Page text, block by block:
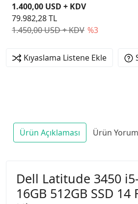
1.450,00 USD + KDV %3
1.400,00 USD + KDV
79.982,28 TL
Kıyaslama Listene Ekle
Ürün Açıklaması Ürün
Dell Latitude 3450
16GB 512GB SSD 14